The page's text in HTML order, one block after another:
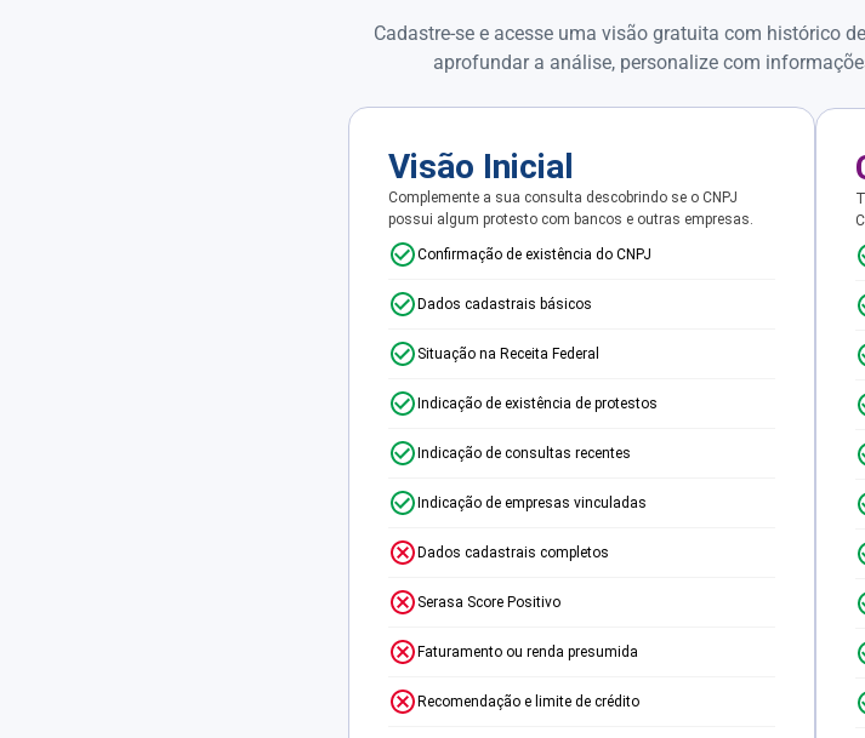
Cadastre-se e acesse uma visão gratuita com histórico
aprofundar a análise, personalize com
Visão Inicial
Complemente a sua consulta descobrindo se o CNPJ
possui algum protesto com bancos e outras empresas.
Confirmação de existência do CNPJ
Dados cadastrais básicos
Situação na Receita Federal
Indicação de existência de protestos
Indicação de consultas recentes
Indicação de empresas vinculadas
Dados cadastrais completos
Serasa Score Positivo
Faturamento ou renda presumida
Recomendação e limite de crédito